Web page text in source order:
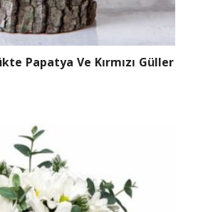
Papatya Ve Kırmızı Güller